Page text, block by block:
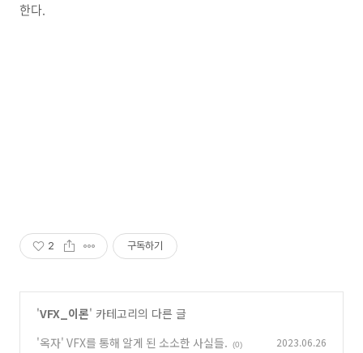
한다.
2 구독하기
'VFX_이론' 카테고리의 다른 글
'옥자' VFX를 통해 알게 된 소소한 사실들.
(0) 2023.06.26